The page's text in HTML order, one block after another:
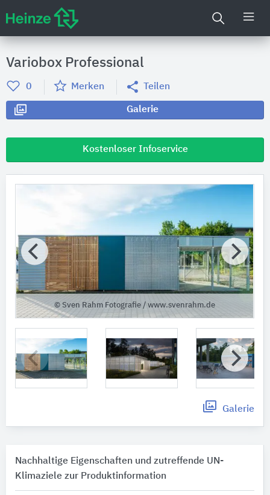
Variobox Professional
0 Merken Teilen
Galerie
Kostenloser Infoservice
© Sven Rahm Fotografie / www.svenrahm.de
Galerie
Nachhaltige Eigenschaften und zutreffende UN-
Klimaziele zur Produktinformation